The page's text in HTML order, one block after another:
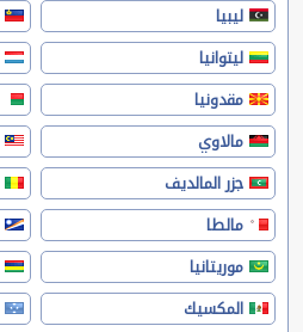
ليبيا
ليتوانيا
مقدونيا
مالاوي
جزر المالديف
مالطا
موريتانيا
المكسيك